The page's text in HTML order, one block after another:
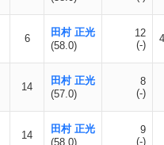
6
田村 正光
(58.0)
12
(-)
14
田村 正光
(57.0)
8
(-)
14
田村 正光
(58.0)
9
(-)